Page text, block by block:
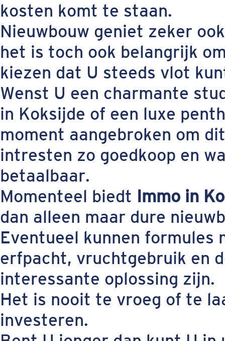
kosten komt te staan.
Nieuwbouw geniet zeker
het is toch ook belangrijk
kiezen dat U steeds vlot
Wenst U een charmante
in Koksijde of een luxe
moment aangebroken om
intresten zo goedkoop en
betaalbaar.
Momenteel biedt Immo in
dan alleen maar dure
Eventueel kunnen
erfpacht, vruchtgebruik en
interessante oplossing zijn.
Het is nooit te vroeg of te
investeren.